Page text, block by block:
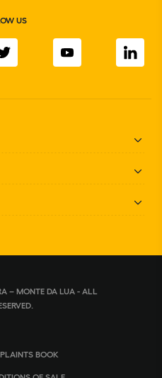
US
– MONTE DA LUA - ALL
BOOK